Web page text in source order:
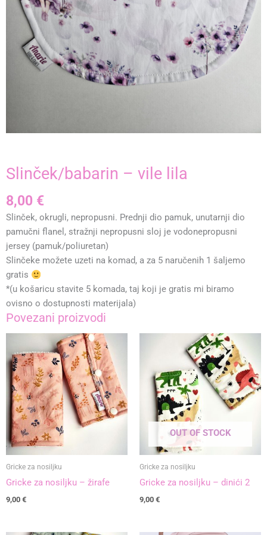
Slinček/babarin – vile lila
8,00 €
Slinček, okrugli, nepropusni. Prednji dio pamuk, unutarnji dio
pamučni flanel, stražnji nepropusni sloj je vodonepropusni
jersey (pamuk/poliuretan)
Slinčeke možete uzeti na komad, a za 5 naručenih 1 šaljemo
gratis
*(u košaricu stavite 5 komada, taj koji je gratis mi biramo
ovisno o dostupnosti materijala)
Povezani proizvodi
Gricke za nosiljku
Gricke za nosiljku – žirafe
9,00 €
OUT OF STOCK
Gricke za nosiljku
Gricke za nosiljku – dinići 2
9,00 €